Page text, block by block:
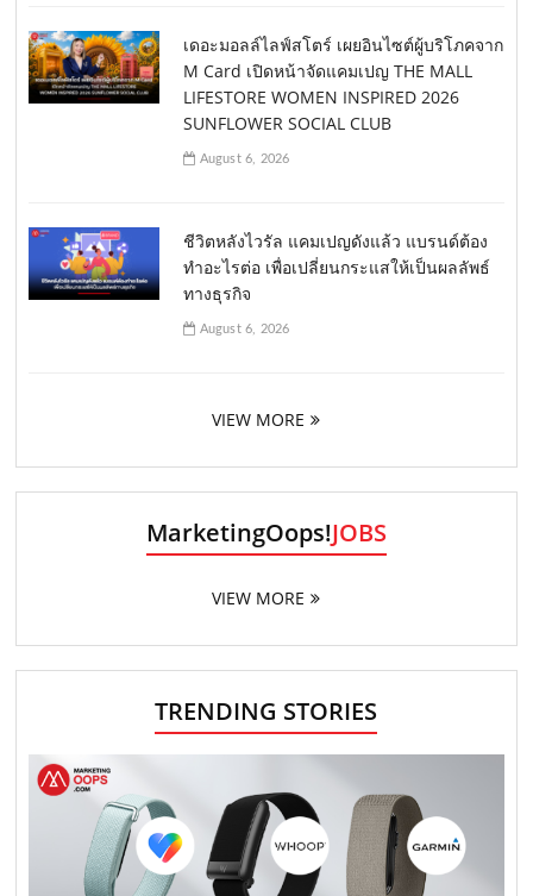
เดอะมอลล์ไลฟ์สโตร์ เผยอินไซต์ผู้บริโภคจาก
M Card เปิดหน้าจัดแคมเปญ THE MALL
LIFESTORE WOMEN INSPIRED 2026
SUNFLOWER SOCIAL CLUB
August 6, 2026
ชีวิตหลังไวรัล แคมเปญดังแล้ว แบรนด์ต้อง
ทำอะไรต่อ เพื่อเปลี่ยนกระแสให้เป็นผลลัพธ์
ทางธุรกิจ
August 6, 2026
VIEW MORE
MarketingOops!JOBS
VIEW MORE
TRENDING STORIES